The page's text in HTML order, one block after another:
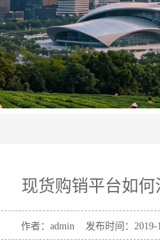
现货购销平台如
作者：admin 发布时间：2019-